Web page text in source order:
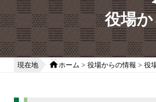
役場
現在地 ホーム > 役場からの情報 > 役